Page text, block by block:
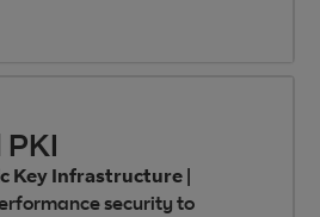
Key Infrastructure |
security to